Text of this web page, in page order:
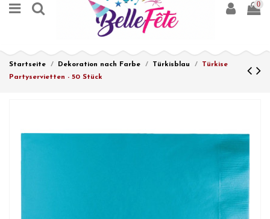
0
Startseite Dekoration nach Farbe Türkisblau
Türkise
Partyservietten - 50 Stück